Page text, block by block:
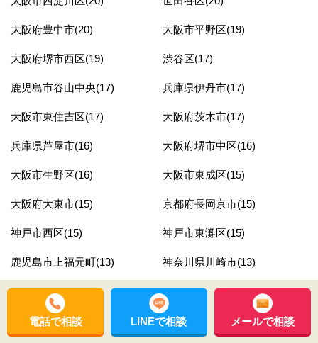
大阪府豊中市(20) 大阪市平野区(19)
大阪府堺市西区(19) 渋谷区(17)
鹿児島市谷山中央(17) 兵庫県伊丹市(17)
大阪市東住吉区(17) 大阪府茨木市(17)
兵庫県芦屋市(16) 大阪府堺市中区(16)
大阪市生野区(16) 大阪市東成区(15)
大阪府大東市(15) 京都府長岡京市(15)
神戸市西区(15) 神戸市東灘区(15)
鹿児島市上福元町(13) 神奈川県川崎市(13)
奈良県奈良市(13) 大阪市鶴見区(13)
京都市南区(12) 大阪市此花区(12)
電話で相談 LINEで相談 メールで相談